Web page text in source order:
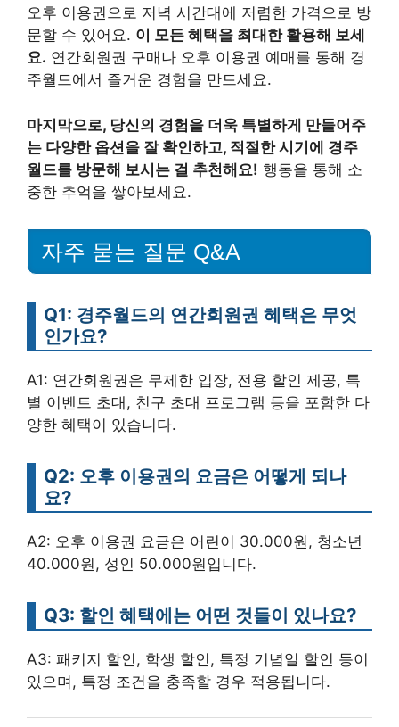
오후 이용권으로 저녁 시간대에 저렴한 가격으로 방
문할 수 있어요. 이 모든 혜택을 최대한 활용해 보세
요. 연간회원권 구매나 오후 이용권 예매를 통해 경
주월드에서 즐거운 경험을 만드세요.
마지막으로, 당신의 경험을 더욱 특별하게 만들어주
는 다양한 옵션을 잘 확인하고, 적절한 시기에 경주
월드를 방문해 보시는 걸 추천해요! 행동을 통해 소
중한 추억을 쌓아보세요.
자주 묻는 질문 Q&A
Q1: 경주월드의 연간회원권 혜택은 무엇
인가요?
A1: 연간회원권은 무제한 입장, 전용 할인 제공, 특
별 이벤트 초대, 친구 초대 프로그램 등을 포함한 다
양한 혜택이 있습니다.
Q2: 오후 이용권의 요금은 어떻게 되나
요?
A2: 오후 이용권 요금은 어린이 30.000원, 청소년
40.000원, 성인 50.000원입니다.
Q3: 할인 혜택에는 어떤 것들이 있나요?
A3: 패키지 할인, 학생 할인, 특정 기념일 할인 등이
있으며, 특정 조건을 충족할 경우 적용됩니다.